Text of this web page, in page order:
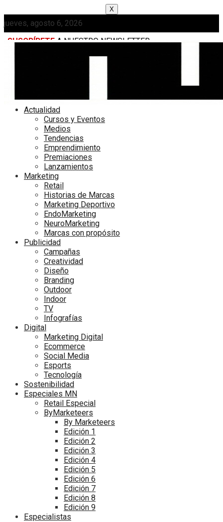
X
jueves, agosto 6, 2026
SUSCRÍBETE A NUESTRO NEWSLETTER
Actualidad
Cursos y Eventos
Medios
Tendencias
Emprendimiento
Premiaciones
Lanzamientos
Marketing
Retail
Historias de Marcas
Marketing Deportivo
EndoMarketing
NeuroMarketing
Marcas con propósito
Publicidad
Campañas
Creatividad
Diseño
Branding
Outdoor
Indoor
TV
Infografías
Digital
Marketing Digital
Ecommerce
Social Media
Esports
Tecnología
Sostenibilidad
Especiales MN
Retail Especial
ByMarketeers
By Marketeers
Edición 1
Edición 2
Edición 3
Edición 4
Edición 5
Edición 6
Edición 7
Edición 8
Edición 9
Especialistas